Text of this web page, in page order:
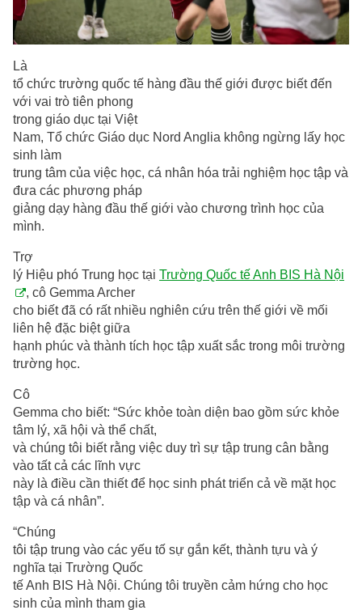
Là
tổ chức trường quốc tế hàng đầu thế giới được biết đến
với vai trò tiên phong
trong giáo dục tại Việt
Nam, Tổ chức Giáo dục Nord Anglia không ngừng lấy học
sinh làm
trung tâm của việc học, cá nhân hóa trải nghiệm học tập và
đưa các phương pháp
giảng dạy hàng đầu thế giới vào chương trình học của
mình.
Trợ
lý Hiệu phó Trung học tại Trường Quốc tế Anh BIS Hà Nội
, cô Gemma Archer
cho biết đã có rất nhiều nghiên cứu trên thế giới về mối
liên hệ đặc biệt giữa
hạnh phúc và thành tích học tập xuất sắc trong môi trường
trường học.
Cô
Gemma cho biết: “Sức khỏe toàn diện bao gồm sức khỏe
tâm lý, xã hội và thể chất,
và chúng tôi biết rằng việc duy trì sự tập trung cân bằng
vào tất cả các lĩnh vực
này là điều cần thiết để học sinh phát triển cả về mặt học
tập và cá nhân”.
“Chúng
tôi tập trung vào các yếu tố sự gắn kết, thành tựu và ý
nghĩa tại Trường Quốc
tế Anh BIS Hà Nội. Chúng tôi truyền cảm hứng cho học
sinh của mình tham gia